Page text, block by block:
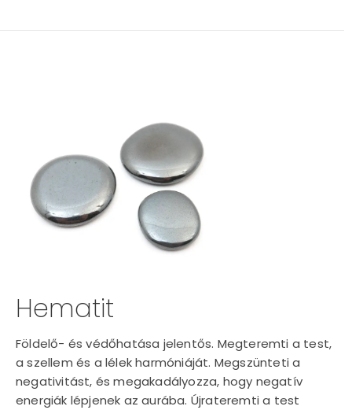
Hematit
Földelő- és védőhatása jelentős. Megteremti a test,
a szellem és a lélek harmóniáját. Megszünteti a
negativitást, és megakadályozza, hogy negatív
energiák lépjenek az aurába. Újrateremti a test